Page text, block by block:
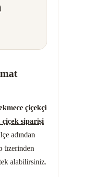
çiçekçi
siparişi
adından
üzerinden
alabilirsiniz.